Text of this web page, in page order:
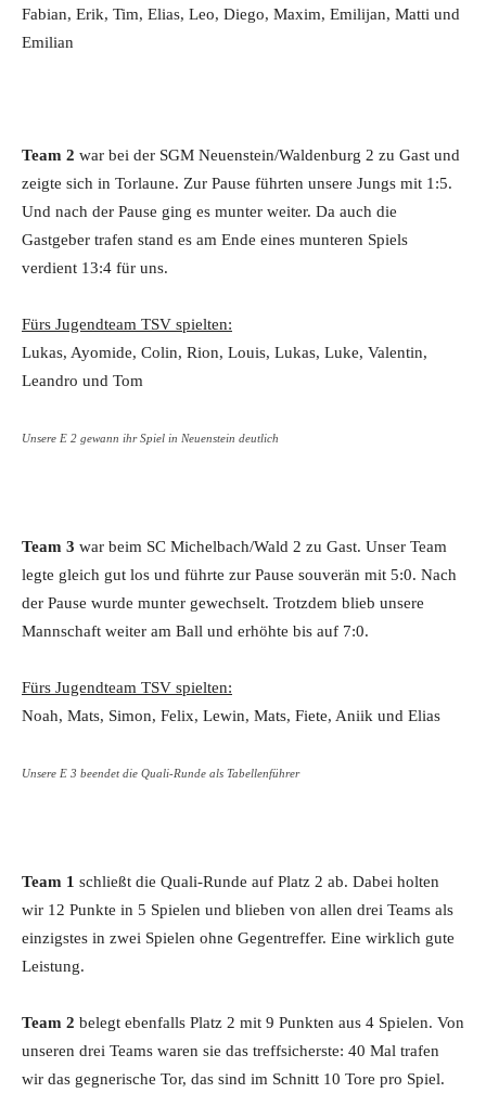
Fabian, Erik, Tim, Elias, Leo, Diego, Maxim, Emilijan, Matti und
Emilian
Team 2 war bei der SGM Neuenstein/Waldenburg 2 zu Gast und
zeigte sich in Torlaune. Zur Pause führten unsere Jungs mit 1:5.
Und nach der Pause ging es munter weiter. Da auch die
Gastgeber trafen stand es am Ende eines munteren Spiels
verdient 13:4 für uns.
Fürs Jugendteam TSV spielten:
Lukas, Ayomide, Colin, Rion, Louis, Lukas, Luke, Valentin,
Leandro und Tom
Unsere E 2 gewann ihr Spiel in Neuenstein deutlich
Team 3 war beim SC Michelbach/Wald 2 zu Gast. Unser Team
legte gleich gut los und führte zur Pause souverän mit 5:0. Nach
der Pause wurde munter gewechselt. Trotzdem blieb unsere
Mannschaft weiter am Ball und erhöhte bis auf 7:0.
Fürs Jugendteam TSV spielten:
Noah, Mats, Simon, Felix, Lewin, Mats, Fiete, Aniik und Elias
Unsere E 3 beendet die Quali-Runde als Tabellenführer
Team 1 schließt die Quali-Runde auf Platz 2 ab. Dabei holten
wir 12 Punkte in 5 Spielen und blieben von allen drei Teams als
einzigstes in zwei Spielen ohne Gegentreffer. Eine wirklich gute
Leistung.
Team 2 belegt ebenfalls Platz 2 mit 9 Punkten aus 4 Spielen. Von
unseren drei Teams waren sie das treffsicherste: 40 Mal trafen
wir das gegnerische Tor, das sind im Schnitt 10 Tore pro Spiel.